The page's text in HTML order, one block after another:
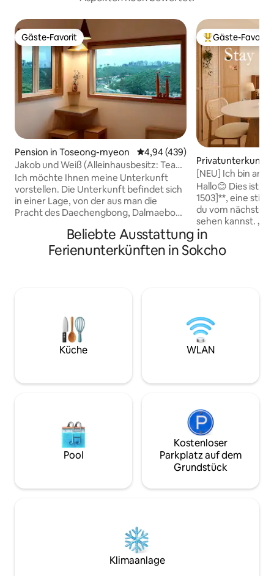
Gäste-Favorit
Gäste-Favorit
Pension in Toseong-myeon Durchschnittliche Bewertung:
4,94 (439)
Jakob und Weiß (Alleinhausbesitz: Team
Won) (Beste Aussicht auf den
Seoraksan, 10 Minuten von Sokcho
entfernt)
Ich möchte Ihnen meine Unterkunft
vorstellen. Die Unterkunft befindet sich
in einer Lage, von der aus man die
Pracht des Daechengbong, Dalmaebong
Minuten entfernt liegen, sowie das
offene Meer des Yeongrang-Sees und
des sauberen Ostmeeres sehen kann.
sie wollen, wie z.B. Meeresfischen, einen
Spaziergang am Yeongrang-See,
Meerbaden, eine Wanderung auf dem
Seoraksan, eine Tour zu den berühmten
Besichtigung des Observatoriums für
die Wiedervereinigung. Insbesondere ist
Raum, in dem nur ein Team
übernachtet, so dass es ein Ort sein
wird, an dem Sie sich etwas ruhiger
ausruhen können. Die Unterkunft
wurde als Unterkunft für Familien und
sie mit dem Wunsch eröffnet, eine
Heilen zu schaffen. Wie der Name der
Unterkunft (Birke und Weiß) schon sagt,
bestehen die Inneneinrichtungen aus
Birkenholz, das gut für den Körper ist,
Beliebter Gäste-
Gäste-Favorit
Privatunterkunft
[NEU] Ich bin am
aufgewacht, 1
Lighthouse
#Emotionaler Ort
#Seoraksan
Hallo😊 Dies ist
1503]**, eine
du vom nächsten
sehen kannst. „Hast du jemals die Augen
geöffnet und
dem Meer zu
Rauschen der Wellen
wahre
von der Haustür
Besondere an
kannst jederzeit
Spaziergänge
Meerblick bei
es dein eigener
Bettwäsche: Wir
einen
jeder Wäsche
Beliebte Ausstattung in
Ferienunterkünften in Sokcho
Küche WLAN
Pool
Kostenloser
Parkplatz auf dem
Grundstück
Klimaanlage